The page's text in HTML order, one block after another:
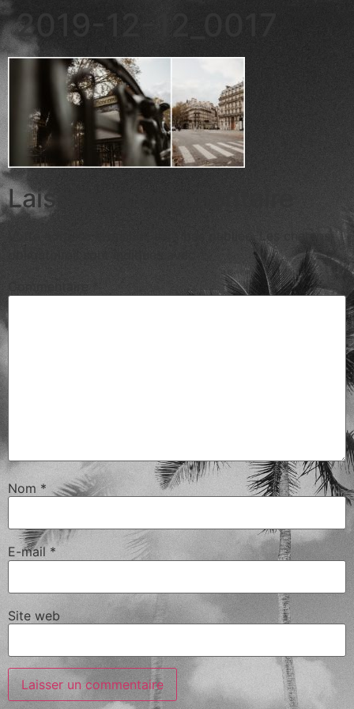
2019-12-12_0017
Laisser un commentaire
Votre adresse e-mail ne sera pas publiée.
Les champs
Commentaire
Nom *
E-mail *
Site web